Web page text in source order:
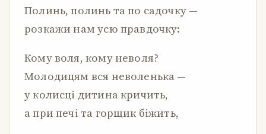
Полинь, полинь та по садочку —
розкажи нам усю правдочку:
Кому воля, кому неволя?
Молодицям вся неволенька —
у колисці дитина кричить,
а при печі та горщик біжить,